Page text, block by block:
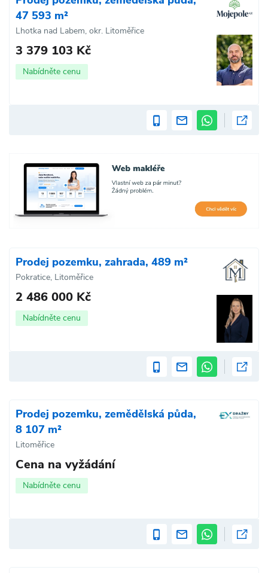
47 593 m²
Lhotka nad Labem, okr. Litoměřice
3 379 103 Kč
Nabídněte cenu
Prodej pozemku, zahrada, 489 m²
Pokratice, Litoměřice
2 486 000 Kč
Nabídněte cenu
Prodej pozemku, zemědělská půda,
8 107 m²
Litoměřice
Cena na vyžádání
Nabídněte cenu